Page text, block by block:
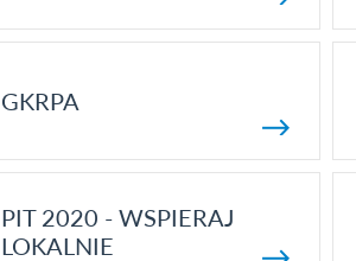
GKRPA
PIT 2020 - WSPIERAJ
LOKALNIE